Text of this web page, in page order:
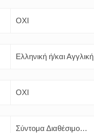
ΟΧΙ
Ελληνική ή/και Αγγλική
ΟΧΙ
Σύντομα Διαθέσιμο…